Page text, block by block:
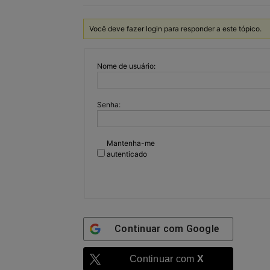
Você deve fazer login para responder a este tópico.
Nome de usuário:
Senha:
Mantenha-me
autenticado
Continuar com Google
Continuar com X